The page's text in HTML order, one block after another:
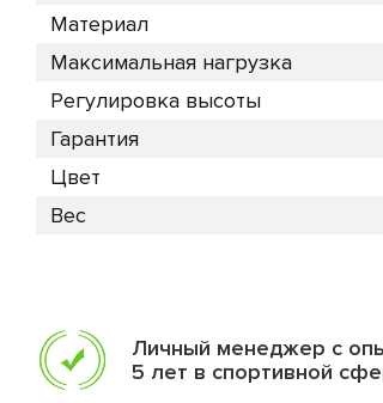
Материал
Максимальная нагрузка
Регулировка высоты
Гарантия
Цвет
Вес
Личный менеджер с
5 лет в спортивной